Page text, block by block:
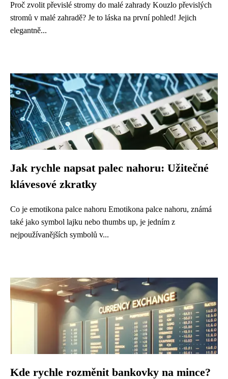
Proč zvolit převislé stromy do malé zahrady Kouzlo převislých
stromů v malé zahradě? Je to láska na první pohled! Jejich
elegantně...
Jak rychle napsat palec nahoru: Užitečné
klávesové zkratky
Co je emotikona palce nahoru Emotikona palce nahoru, známá
také jako symbol lajku nebo thumbs up, je jedním z
nejpoužívanějších symbolů v...
Kde rychle rozměnit bankovky na mince?